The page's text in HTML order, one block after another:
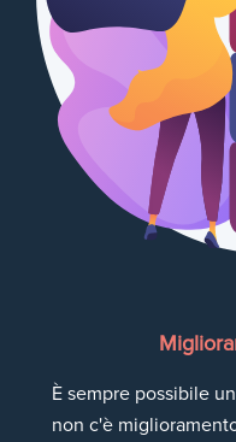
È sempre possibile
non c'è